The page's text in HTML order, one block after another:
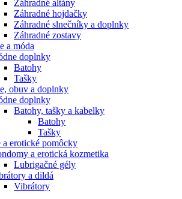
Záhradné altány
Záhradné hojdačky
Záhradné slnečníky a doplnky
Záhradné zostavy
a móda
doplnky
Batohy
Tašky
obuv a doplnky
doplnky
Batohy, tašky a kabelky
Batohy
Tašky
a erotické pomôcky
a erotická kozmetika
Lubrigačné gély
a dildá
Vibrátory